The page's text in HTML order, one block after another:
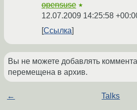
opensuse ★
12.07.2009 14:25:58
Ссылка
Вы не можете добавлять
перемещена в архив.
← Talks